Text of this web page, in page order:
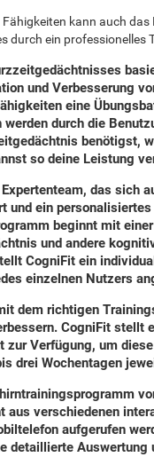
Fähigkeiten kann auch
durch ein professionelles
und Verbesserung
eine
werden durch die
benötigst,
so deine Leistung
das sich
und ein
beginnt mit
und andere
CogniFit ein
einzelnen Nutzers
dem richtigen
CogniFit stellt
zur Verfügung, um
drei Wochentagen
aus verschiedenen
aufgerufen
detaillierte